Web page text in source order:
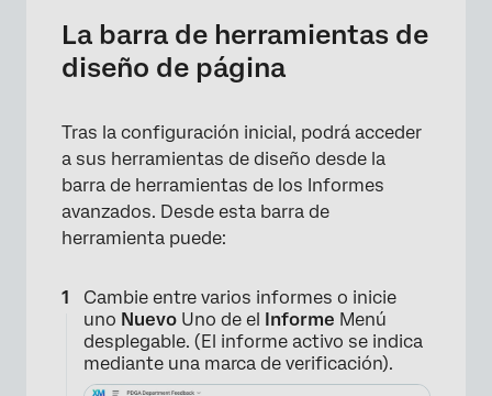
La barra de herramientas de
diseño de página
Tras la configuración inicial, podrá acceder
a sus herramientas de diseño desde la
barra de herramientas de los Informes
avanzados. Desde esta barra de
herramienta puede:
Cambie entre varios informes o inicie
uno Nuevo Uno de el Informe Menú
desplegable. (El informe activo se indica
mediante una marca de verificación).